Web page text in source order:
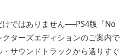
ではありません──PS4版『No
ターズエディションのご案内で
サウンドトラックから選りすぐ